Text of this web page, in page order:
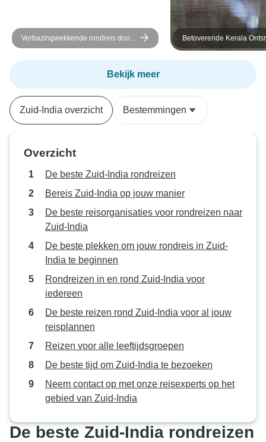
We zijn niet op safari geweest in
Perriyar omdat het erg duur was
het uitzicht bij Dolphin Point
vanwege de vroege ochtendmist.
Verbazingwekkende rondreis door
Kerala vanuit Cochin - 6 dagen
Betoverende Kerala
Munnar Hills &amp; Luxe
Woonboot (4 Dagen)
Bekijk meer
Zuid-India overzicht Bestemmingen
Overzicht
De beste Zuid-India rondreizen
Bereis Zuid-India op jouw manier
De beste reisorganisaties voor rondreizen naar
Zuid-India
De beste plekken om jouw rondreis in Zuid-
India te beginnen
Rondreizen in en rond Zuid-India voor
iedereen
De beste reizen rond Zuid-India voor al jouw
reisplannen
Reizen voor alle leeftijdsgroepen
De beste tijd om Zuid-India te bezoeken
Neem contact op met onze reisexperts op het
gebied van Zuid-India
De beste Zuid-India rondreizen